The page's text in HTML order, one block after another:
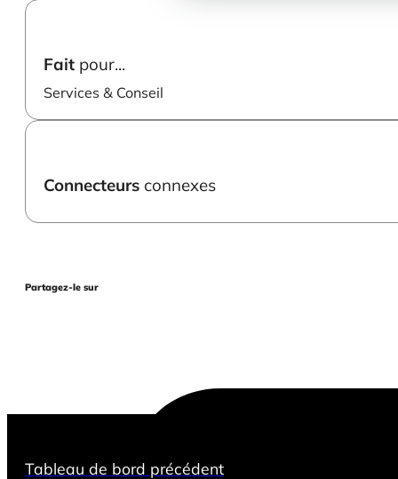
Fait pour...
Services & Conseil
Connecteurs connexes
Partagez-le sur
Tableau de bord précédent